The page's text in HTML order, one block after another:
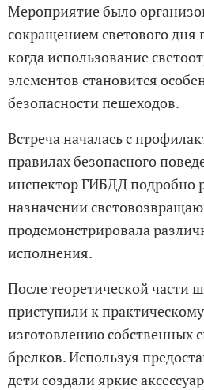
Мероприятие было
сокращением светового
когда использование
элементов становится
безопасности пешеходов.
Встреча началась с
правилах безопасного
инспектор ГИБДД подробно
назначении
продемонстрировала
исполнения.
После теоретической части
приступили к
изготовлению собственных
брелков. Используя
дети создали яркие